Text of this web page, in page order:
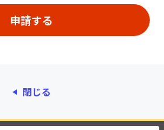
閉じる